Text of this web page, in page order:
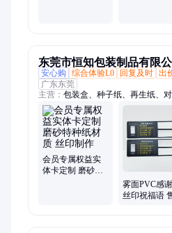
东莞市恒知包装制品有限公
安心购
综合体验L0 回复及时 出
广东东莞
主营： 包装盒、种子纸、再生纸、
装、可种植书签、服装吊牌标签、
封、seed paper、环保包装制品、牛
纸吊牌、明信片、牛皮纸盒
会员专属权益实
体卡定制 磨砂特
雾面PVC感
丝印祝福语